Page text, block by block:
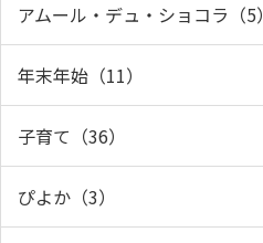
アムール・デュ・ショコラ（5）
年末年始（11）
子育て（36）
ぴよか（3）